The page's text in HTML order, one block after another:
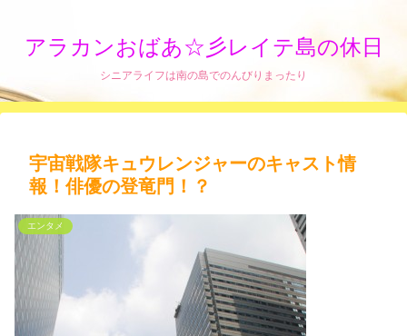
アラカンおばあ☆彡レイテ島の休日
シニアライフは南の島でのんびりまったり
宇宙戦隊キュウレンジャーのキャスト情
報！俳優の登竜門！？
エンタメ